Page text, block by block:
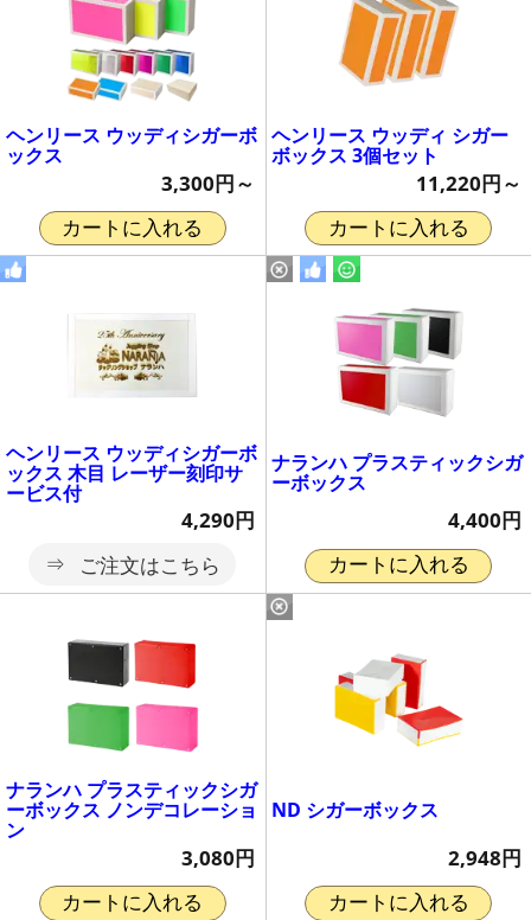
ヘンリース ウッディシガーボ
ックス
3,300円～
カートに入れる
ヘンリース ウッディ シガー
ボックス 3個セット
11,220円～
カートに入れる
ヘンリース ウッディシガーボ
ックス 木目 レーザー刻印サ
ービス付
4,290円
ご注文はこちら
ナランハ プラスティックシガ
ーボックス
4,400円
カートに入れる
ナランハ プラスティックシガ
ーボックス ノンデコレーショ
ン
3,080円
カートに入れる
ND シガーボックス
2,948円
カートに入れる